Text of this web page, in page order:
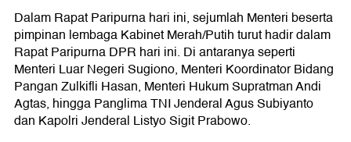
Dalam Rapat Paripurna hari ini, sejumlah Menteri beserta
pimpinan lembaga Kabinet Merah/Putih turut hadir dalam
Rapat Paripurna DPR hari ini. Di antaranya seperti
Menteri Luar Negeri Sugiono, Menteri Koordinator Bidang
Pangan Zulkifli Hasan, Menteri Hukum Supratman Andi
Agtas, hingga Panglima TNI Jenderal Agus Subiyanto
dan Kapolri Jenderal Listyo Sigit Prabowo.